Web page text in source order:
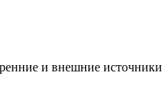
и внешние